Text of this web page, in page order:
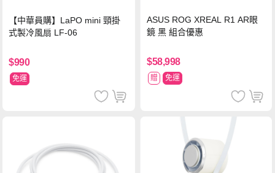
【中華員購】LaPO mini 頸掛
式製冷風扇 LF-06
$990
免運
ASUS ROG XREAL R1 AR眼
鏡 黑 組合優惠
$58,998
贈 免運